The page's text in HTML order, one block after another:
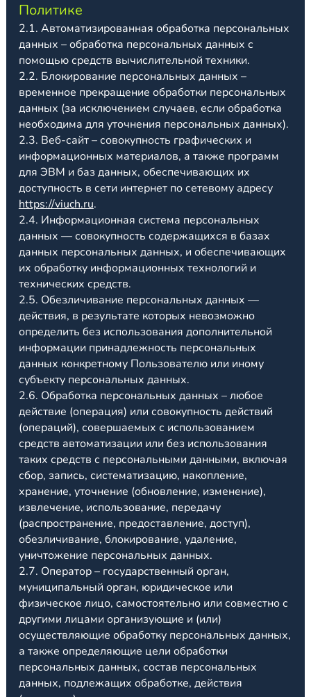
Политике
2.1. Автоматизированная обработка персональных
данных – обработка персональных данных с
помощью средств вычислительной техники.
2.2. Блокирование персональных данных –
временное прекращение обработки персональных
данных (за исключением случаев, если обработка
необходима для уточнения персональных данных).
2.3. Веб-сайт – совокупность графических и
информационных материалов, а также программ
для ЭВМ и баз данных, обеспечивающих их
доступность в сети интернет по сетевому адресу
https://viuch.ru.
2.4. Информационная система персональных
данных — совокупность содержащихся в базах
данных персональных данных, и обеспечивающих
их обработку информационных технологий и
технических средств.
2.5. Обезличивание персональных данных —
действия, в результате которых невозможно
определить без использования дополнительной
информации принадлежность персональных
данных конкретному Пользователю или иному
субъекту персональных данных.
2.6. Обработка персональных данных – любое
действие (операция) или совокупность действий
(операций), совершаемых с использованием
средств автоматизации или без использования
таких средств с персональными данными, включая
сбор, запись, систематизацию, накопление,
хранение, уточнение (обновление, изменение),
извлечение, использование, передачу
(распространение, предоставление, доступ),
обезличивание, блокирование, удаление,
уничтожение персональных данных.
2.7. Оператор – государственный орган,
муниципальный орган, юридическое или
физическое лицо, самостоятельно или совместно с
другими лицами организующие и (или)
осуществляющие обработку персональных данных,
а также определяющие цели обработки
персональных данных, состав персональных
данных, подлежащих обработке, действия